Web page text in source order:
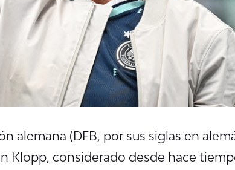
alemana (DFB, por sus siglas en
Klopp, considerado desde hace